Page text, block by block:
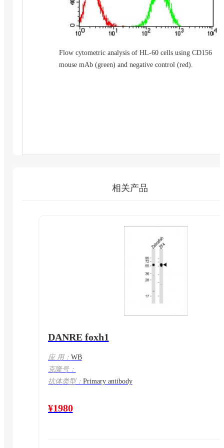
Flow cytometric analysis of HL-60 cells using CD156
mouse mAb (green) and negative control (red).
相关产品
DANRE foxh1
应 用： WB
克隆号：
抗体类型： Primary antibody
¥1980